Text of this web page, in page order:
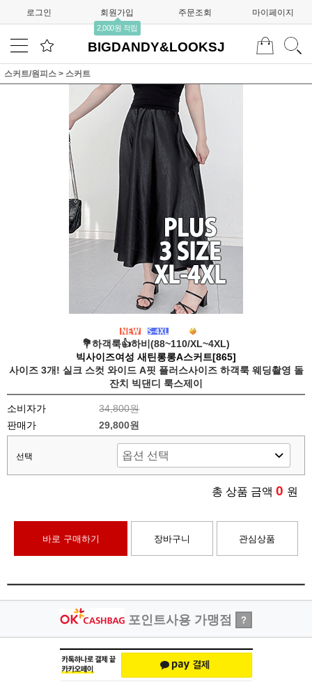
로그인 회원가입
2,000원 적립
주문조회 마이페이지
BIGDANDY&LOOKSJ
스커트/원피스 > 스커트
💐하객룩👍하비(88~110/XL~4XL)
빅사이즈여성 새틴롱롱A스커트[865]
사이즈 3개! 실크 스컷 와이드 A핏 플러스사이즈 하객룩 웨딩촬영 돌
잔치 빅댄디 룩스제이
소비자가
34,800원
판매가
29,800원
선택
총 상품 금액 0 원
바로 구매하기 장바구니 관심상품
포인트사용 가맹점 ?